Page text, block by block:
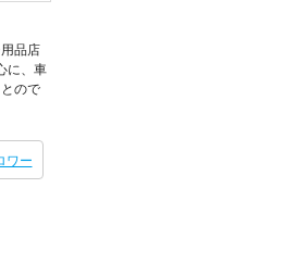
品店
に、車
ので
ワー